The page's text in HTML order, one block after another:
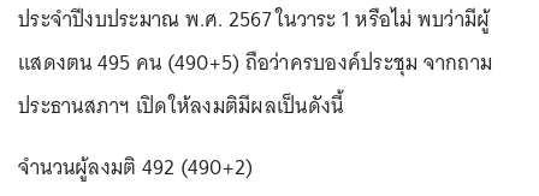
ประจำปีงบประมาณ พ.ศ. 2567 ในวาระ 1 หรือไม่ พบว่ามีผู้
แสดงตน 495 คน (490+5) ถือว่าครบองค์ประชุม จากถาม
ประธานสภาฯ เปิดให้ลงมติมีผลเป็นดังนี้
จำนวนผู้ลงมติ 492 (490+2)